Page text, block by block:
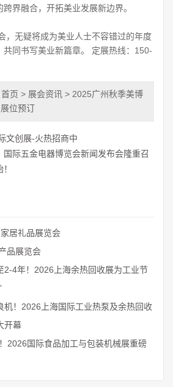
界融合，开拓美业发展新边界。
，无疑将成为美业人士不容错过的年度
共同书写美业新篇章。 定展热线：150-
首页 > 展会资讯 > 2025广州秋季美博
位预订
文创展-火热招商中
国际五金电器博览会新闻发布会隆重召
居礼品展览会
品展览会
2-4年！2026上海余热回收展为工业节
机！2026上海国际工业热泵及余热回收
开幕
2026国际食品加工与包装机械展重磅